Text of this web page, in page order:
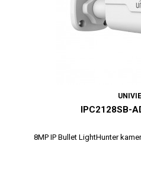
IPC2128SB-
8MP IP Bullet LightHunter